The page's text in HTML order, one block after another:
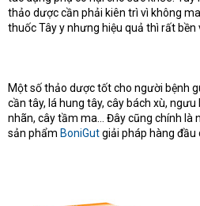
thảo dược cần phải kiên trì vì không
thuốc Tây y nhưng hiệu quả thì rất bền
Một số thảo dược tốt cho người bệnh
cần tây, lá hung tây, cây bách xù,
nhãn, cây tầm ma… Đây cũng chính là
sản phẩm BoniGutgiải pháp hàng đầu